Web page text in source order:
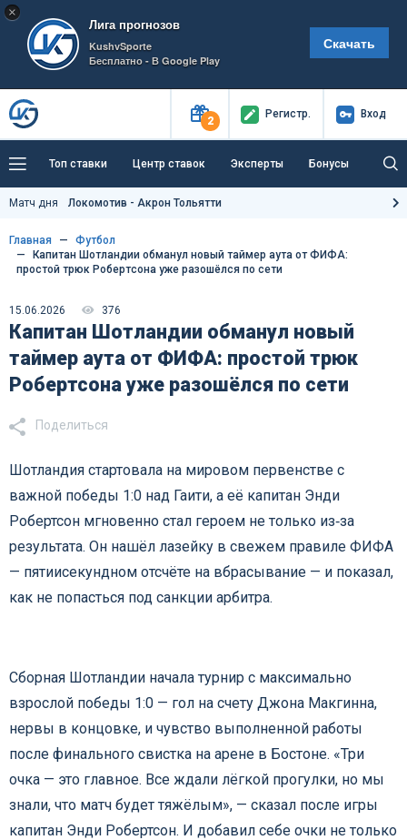
×
Лига прогнозов
KushvSporte
Бесплатно - В Google Play
Скачать
2
Регистр. Вход
Топ ставки Центр ставок Эксперты Бонусы
Тренды Букмекеры Пресс-центр
Как тут заработать?
Матч дня Локомотив - Акрон Тольятти
Главная
Футбол
Капитан Шотландии обманул новый таймер аута от ФИФА:
простой трюк Робертсона уже разошёлся по сети
15.06.2026 376
Капитан Шотландии обманул новый
таймер аута от ФИФА: простой трюк
Робертсона уже разошёлся по сети
Поделиться
Шотландия стартовала на мировом первенстве с
важной победы 1:0 над Гаити, а её капитан Энди
Робертсон мгновенно стал героем не только из‑за
результата. Он нашёл лазейку в свежем правиле ФИФА
— пятиисекундном отсчёте на вбрасывание — и показал,
как не попасться под санкции арбитра.
Сборная Шотландии начала турнир с максимально
взрослой победы 1:0 — гол на счету Джона Макгинна,
нервы в концовке, и чувство выполненной работы
после финального свистка на арене в Бостоне. «Три
очка — это главное. Все ждали лёгкой прогулки, но мы
знали, что матч будет тяжёлым», — сказал после игры
капитан Энди Робертсон. И добавил себе очки не только